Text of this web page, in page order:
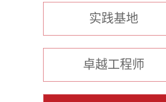
实践基地
卓越工程师